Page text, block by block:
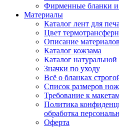
Фирменные бланки и
Материалы
Каталог лент для
Цвет
Описание материалов
Каталог кожзама
Каталог
Значки по уходу
Всё о бланках
Список размеров
Требование к
Политика
обработка
Оферта